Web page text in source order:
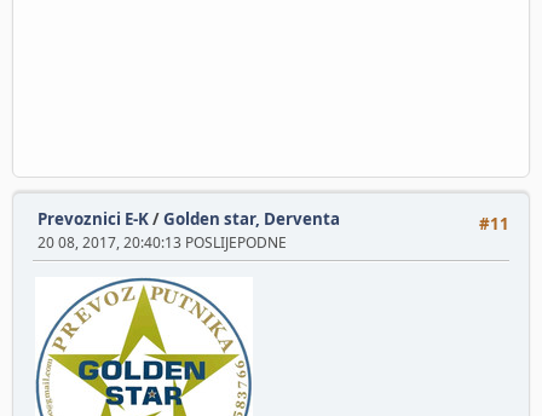
#11
Prevoznici E-K/Golden star, Derventa
20 08, 2017, 20:40:13 POSLIJEPODNE